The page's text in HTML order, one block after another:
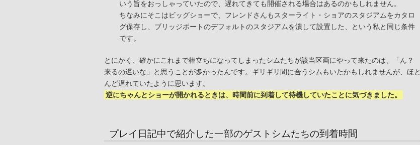
いう旨をおっしゃっていたので、遅れてきても開催される場合はあるのかもしれません。
ちなみにそこはビッグショーで、フレンドさんもスターライト・ショアのスタジアムをカタロ
グ保存し、ブリッジポートのデフォルトのスタジアムを潰して設置した、という私と同じ条件
です。
とにかく、確かにこれまで棒立ちになってしまったシムたちが該当区画にやって来たのは、「ん？
来るの遅いな」と思うことが多かったんです。ギリギリ間に合うシムもいたかもしれませんが、ほと
んど遅れていたように思います。
逆にちゃんとショーが開かれるときは、時間前に到着して待機していたことに気づきました。
プレイ日記中で紹介した一部のゲストシムたちの到着時間